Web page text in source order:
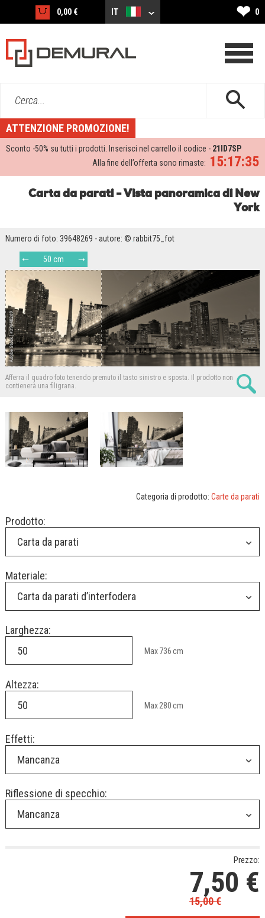
0,00 € IT ❤ 0
Cerca...
ATTENZIONE PROMOZIONE!
Sconto -50% su tutti i prodotti. Inserisci nel carrello il codice - 21ID7SP
15:17:34
Alla fine dell’offerta sono rimaste:
Carta da parati - Vista panoramica di New
York
Numero di foto: 39648269 - autore: © rabbit75_fot
50 cm
Afferra il quadro foto tenendo premuto il tasto sinistro e sposta.
Il prodotto non
contienerà una filigrana.
Categoria di prodotto: Carte da parati
Prodotto:
Carta da parati
Materiale:
Carta da parati d’interfodera
Larghezza:
Max736cm
Altezza:
Max280cm
Effetti:
Mancanza
Riflessione di specchio:
Mancanza
Prezzo:
7,50 €
15,00€